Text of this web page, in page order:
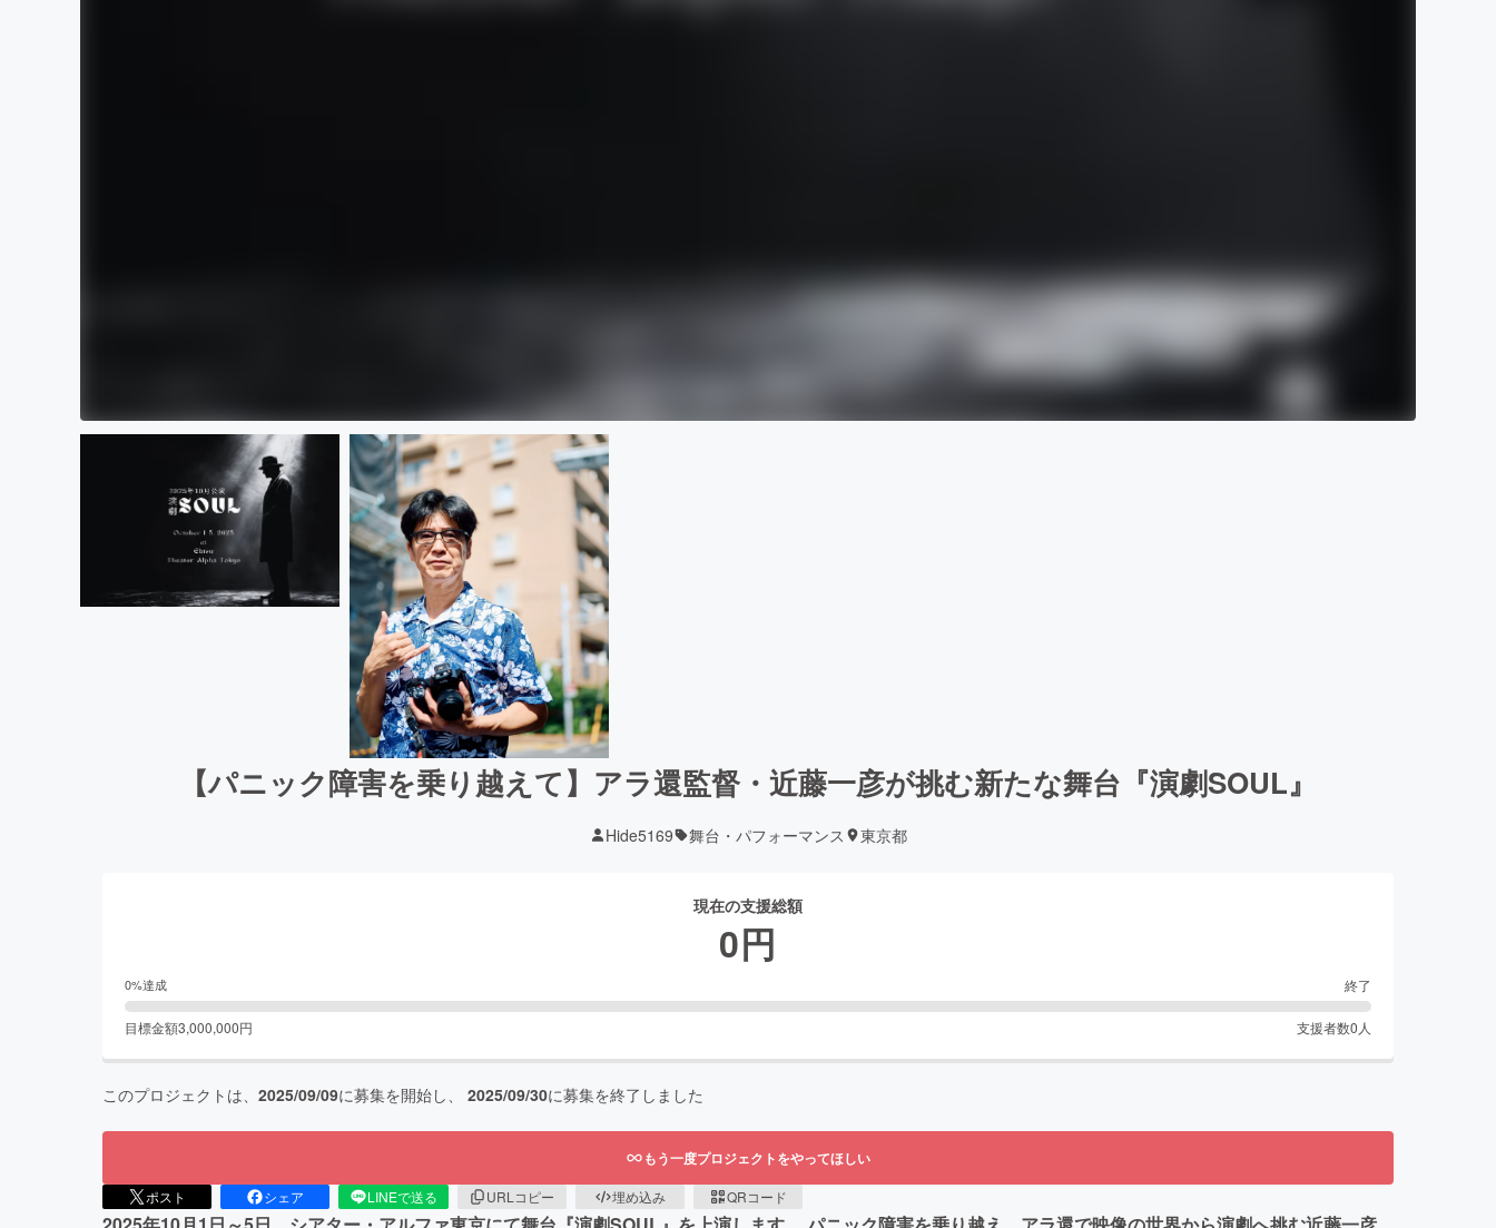
【パニック障害を乗り越えて】アラ還監督・近藤一彦が挑む新たな舞台『演劇SOUL』
Hide5169 舞台・パフォーマンス 東京都
現在の支援総額
0円
0%達成 終了
目標金額3,000,000円 支援者数0 人
このプロジェクトは、 2025/09/09に募集を開始し、 2025/09/30に募集を終了しました
もう一度プロジェクトをやってほしい
ポスト シェア LINEで送る URLコピー 埋め込み QRコード